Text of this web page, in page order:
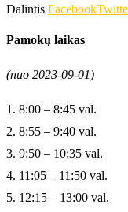
Dalintis Facebook
Pamokų laikas
(nuo 2023-09-01)
1. 8:00 – 8:45 val.
2. 8:55 – 9:40 val.
3. 9:50 – 10:35 val.
4. 11:05 – 11:50 val.
5. 12:15 – 13:00 val.